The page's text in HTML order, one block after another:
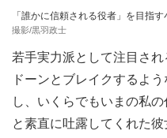
「誰かに信頼される役者」を目指
撮影/黒羽政士
若手実力派として注目さ
ドーンとブレイクするよ
し、いくらでもいまの私
と素直に吐露してくれた